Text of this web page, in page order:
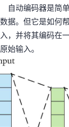
动编码器是简单
据。但它是如何
，并将其编码在
始输入。